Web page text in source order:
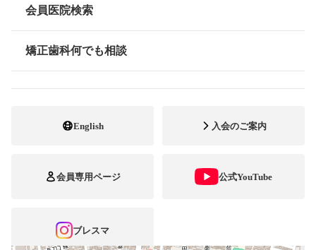
情報公開
会員医院検索
矯正歯科何でも相談
English 入会のご案内
会員専用ページ 公式YouTube
ブレスマ
電話番号 022-781-8556
矯正診断料算定施設